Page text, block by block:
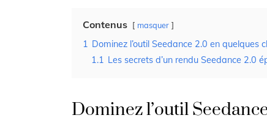
Contenus masquer
1 Dominez l’outil Seedance 2.0 en quelques
1.1 Les secrets d’un rendu Seedance 2.0
Dominez l’outil